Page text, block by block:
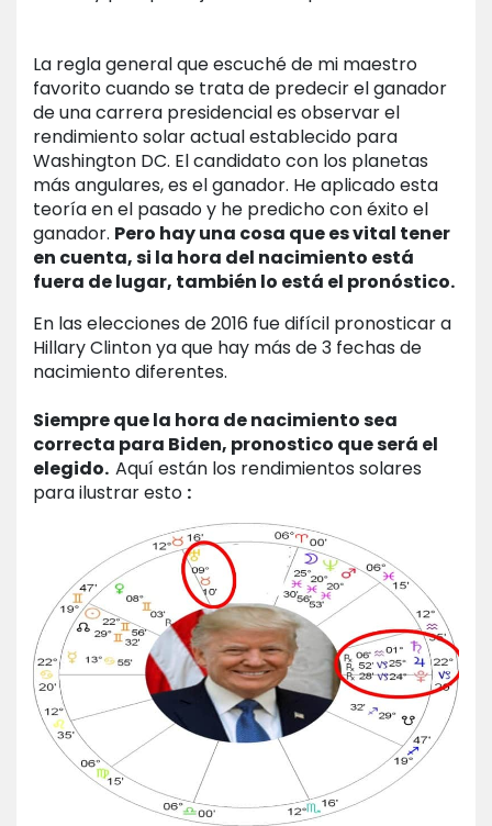
La regla general que escuché de mi maestro
favorito cuando se trata de predecir el ganador
de una carrera presidencial es observar el
rendimiento solar actual establecido para
Washington DC. El candidato con los planetas
más angulares, es el ganador. He aplicado esta
teoría en el pasado y he predicho con éxito el
ganador. Pero hay una cosa que es vital tener
en cuenta, si la hora del nacimiento está
fuera de lugar, también lo está el pronóstico.
En las elecciones de 2016 fue difícil pronosticar a
Hillary Clinton ya que hay más de 3 fechas de
nacimiento diferentes.
Siempre que la hora de nacimiento sea
correcta para Biden, pronostico que será el
elegido. Aquí están los rendimientos solares
para ilustrar esto :